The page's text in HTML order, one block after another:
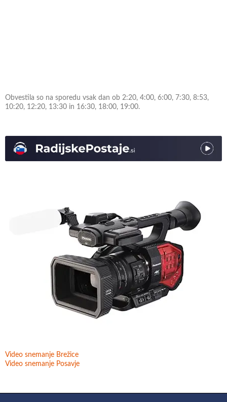
Obvestila so na sporedu vsak dan ob 2:20, 4:00, 6:00, 7:30, 8:53,
10:20, 12:20, 13:30 in 16:30, 18:00, 19:00.
Video snemanje Brežice
Video snemanje Posavje